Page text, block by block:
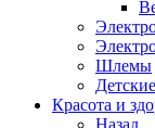
Шлемы
Красота и
Назад